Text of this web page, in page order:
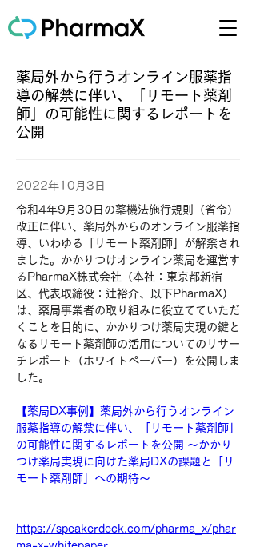
薬局外から行うオンライン服薬指
導の解禁に伴い、「リモート薬剤
師」の可能性に関するレポートを
公開
2022年10月3日
令和4年9月30日の薬機法施行規則（省令）
改正に伴い、薬局外からのオンライン服薬指
導、いわゆる「リモート薬剤師」が解禁され
ました。かかりつけオンライン薬局を運営す
るPharmaX株式会社（本社：東京都新宿
区、代表取締役：辻裕介、以下PharmaX）
は、薬局事業者の取り組みに役立てていただ
くことを目的に、かかりつけ薬局実現の鍵と
なるリモート薬剤師の活用についてのリサー
チレポート（ホワイトペーパー）を公開しま
した。
【薬局DX事例】薬局外から行うオンライン
服薬指導の解禁に伴い、「リモート薬剤師」
の可能性に関するレポートを公開 〜かかり
つけ薬局実現に向けた薬局DXの課題と「リ
モート薬剤師」への期待〜
https://speakerdeck.com/pharma_x/phar